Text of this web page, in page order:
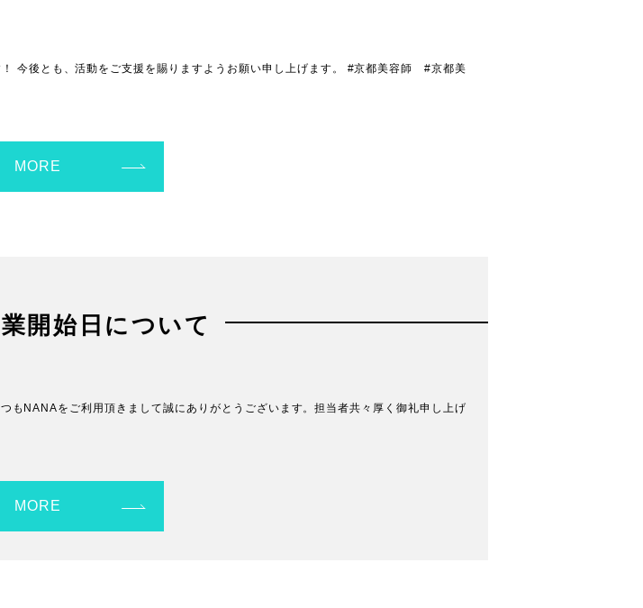
後とも、活動をご支援を賜りますようお願い申し上げます。 #京都美容師 #京都美
MORE
開始日について
して誠にありがとうございます。担当者共々厚く御礼申し上げ
MORE